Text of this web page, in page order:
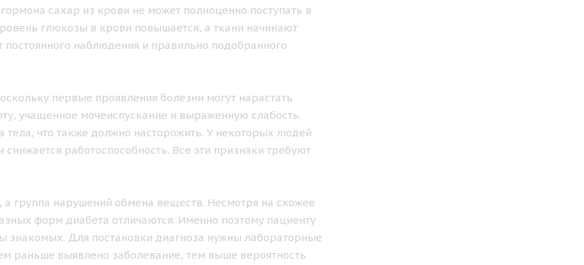
сахар из крови не может полноценно поступать в
глюкозы в крови повышается, а ткани начинают
постоянного наблюдения и правильно подобранного
первые проявления болезни могут нарастать
учащенное мочеиспускание и выраженную слабость.
тела, что также должно насторожить. У некоторых людей
работоспособность. Все эти признаки требуют
группа нарушений обмена веществ. Несмотря на схожее
форм диабета отличаются. Именно поэтому пациенту
знакомых. Для постановки диагноза нужны лабораторные
раньше выявлено заболевание, тем выше вероятность